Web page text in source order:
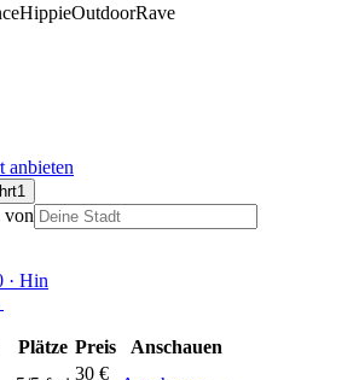
HippieOutdoorRave
anbieten
1
von
· Hin
Plätze Preis
Anschauen
30 €